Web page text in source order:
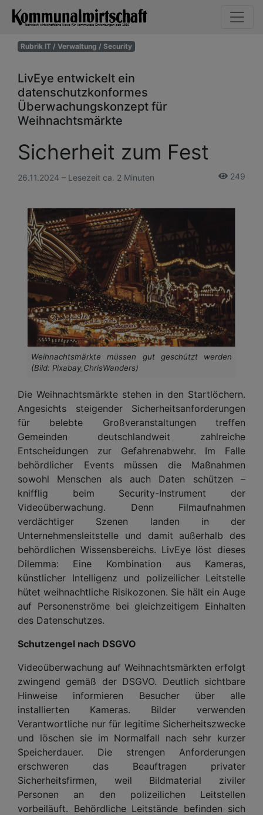
Rubrik IT / Verwaltung / Security
LivEye entwickelt ein
datenschutzkonformes
Überwachungskonzept für
Weihnachtsmärkte
Sicherheit zum Fest
26.11.2024 – Lesezeit ca. 2 Minuten 249
Weihnachtsmärkte müssen gut geschützt werden
(Bild: Pixabay_ChrisWanders)
Die Weihnachtsmärkte stehen in den Startlöchern.
Angesichts steigender Sicherheitsanforderungen
für belebte Großveranstaltungen treffen
Gemeinden deutschlandweit zahlreiche
Entscheidungen zur Gefahrenabwehr. Im Falle
behördlicher Events müssen die Maßnahmen
sowohl Menschen als auch Daten schützen –
knifflig beim Security-Instrument der
Videoüberwachung. Denn Filmaufnahmen
verdächtiger Szenen landen in der
Unternehmensleitstelle und damit außerhalb des
behördlichen Wissensbereichs. LivEye löst dieses
Dilemma: Eine Kombination aus Kameras,
künstlicher Intelligenz und polizeilicher Leitstelle
hütet weihnachtliche Risikozonen. Sie hält ein Auge
auf Personenströme bei gleichzeitigem Einhalten
des Datenschutzes.
Schutzengel nach DSGVO
Videoüberwachung auf Weihnachtsmärkten erfolgt
zwingend gemäß der DSGVO. Deutlich sichtbare
Hinweise informieren Besucher über alle
installierten Kameras. Bilder verwenden
Verantwortliche nur für legitime Sicherheitszwecke
und löschen sie im Normalfall nach sehr kurzer
Speicherdauer. Die strengen Anforderungen
erschweren das Beauftragen privater
Sicherheitsfirmen, weil Bildmaterial ziviler
Personen an den polizeilichen Leitstellen
vorbeiläuft. Behördliche Leitstände befinden sich